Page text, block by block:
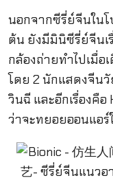
นอกจากซีรี่ย์จีนในโ
ต้น ยังมีมินิซีรี่ย์จีนเ
กล้องถ่ายทำไปเมื่อ
โดย 2 นักแสดงจีน
วินฉี และอีกเรื่องคือ
ว่าจะทยอยออนแอร์